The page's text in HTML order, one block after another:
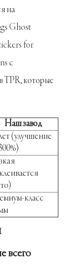
на
Ghost
for
с
TPR, которые
Наш завод
(улучшение
класс
всего